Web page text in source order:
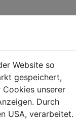
verzinkt
0.0 (0)
Website so
gespeichert,
unserer
Durch
USA, verarbeitet.